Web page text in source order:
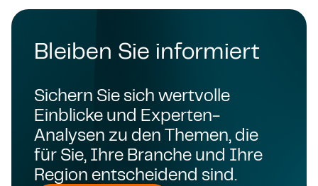
Bleiben Sie informiert
Sichern Sie sich wertvolle
Einblicke und Experten-
Analysen zu den Themen, die
für Sie, Ihre Branche und Ihre
Region entscheidend sind.